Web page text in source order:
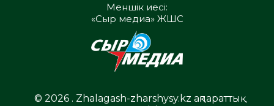
Меншік иесі:
«Сыр медиа» ЖШС
© 2026 . Zhalagash-zharshysy.kz ақпараттық